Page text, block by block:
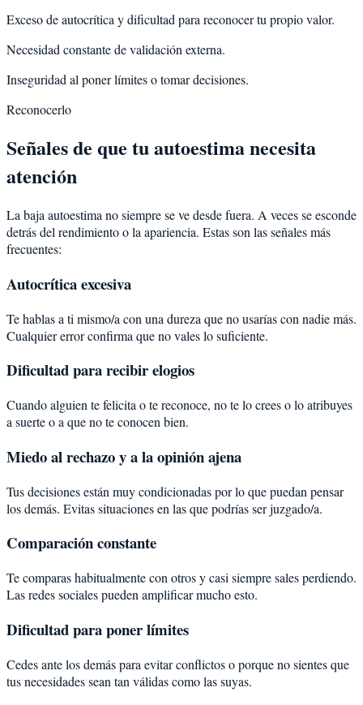
Exceso de autocrítica y dificultad para reconocer tu propio valor.
Necesidad constante de validación externa.
Inseguridad al poner límites o tomar decisiones.
Reconocerlo
Señales de que tu autoestima necesita
atención
La baja autoestima no siempre se ve desde fuera. A veces se esconde
detrás del rendimiento o la apariencia. Estas son las señales más
frecuentes:
Autocrítica excesiva
Te hablas a ti mismo/a con una dureza que no usarías con nadie más.
Cualquier error confirma que no vales lo suficiente.
Dificultad para recibir elogios
Cuando alguien te felicita o te reconoce, no te lo crees o lo atribuyes
a suerte o a que no te conocen bien.
Miedo al rechazo y a la opinión ajena
Tus decisiones están muy condicionadas por lo que puedan pensar
los demás. Evitas situaciones en las que podrías ser juzgado/a.
Comparación constante
Te comparas habitualmente con otros y casi siempre sales perdiendo.
Las redes sociales pueden amplificar mucho esto.
Dificultad para poner límites
Cedes ante los demás para evitar conflictos o porque no sientes que
tus necesidades sean tan válidas como las suyas.